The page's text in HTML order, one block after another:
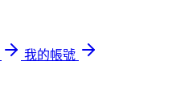
我的帳號